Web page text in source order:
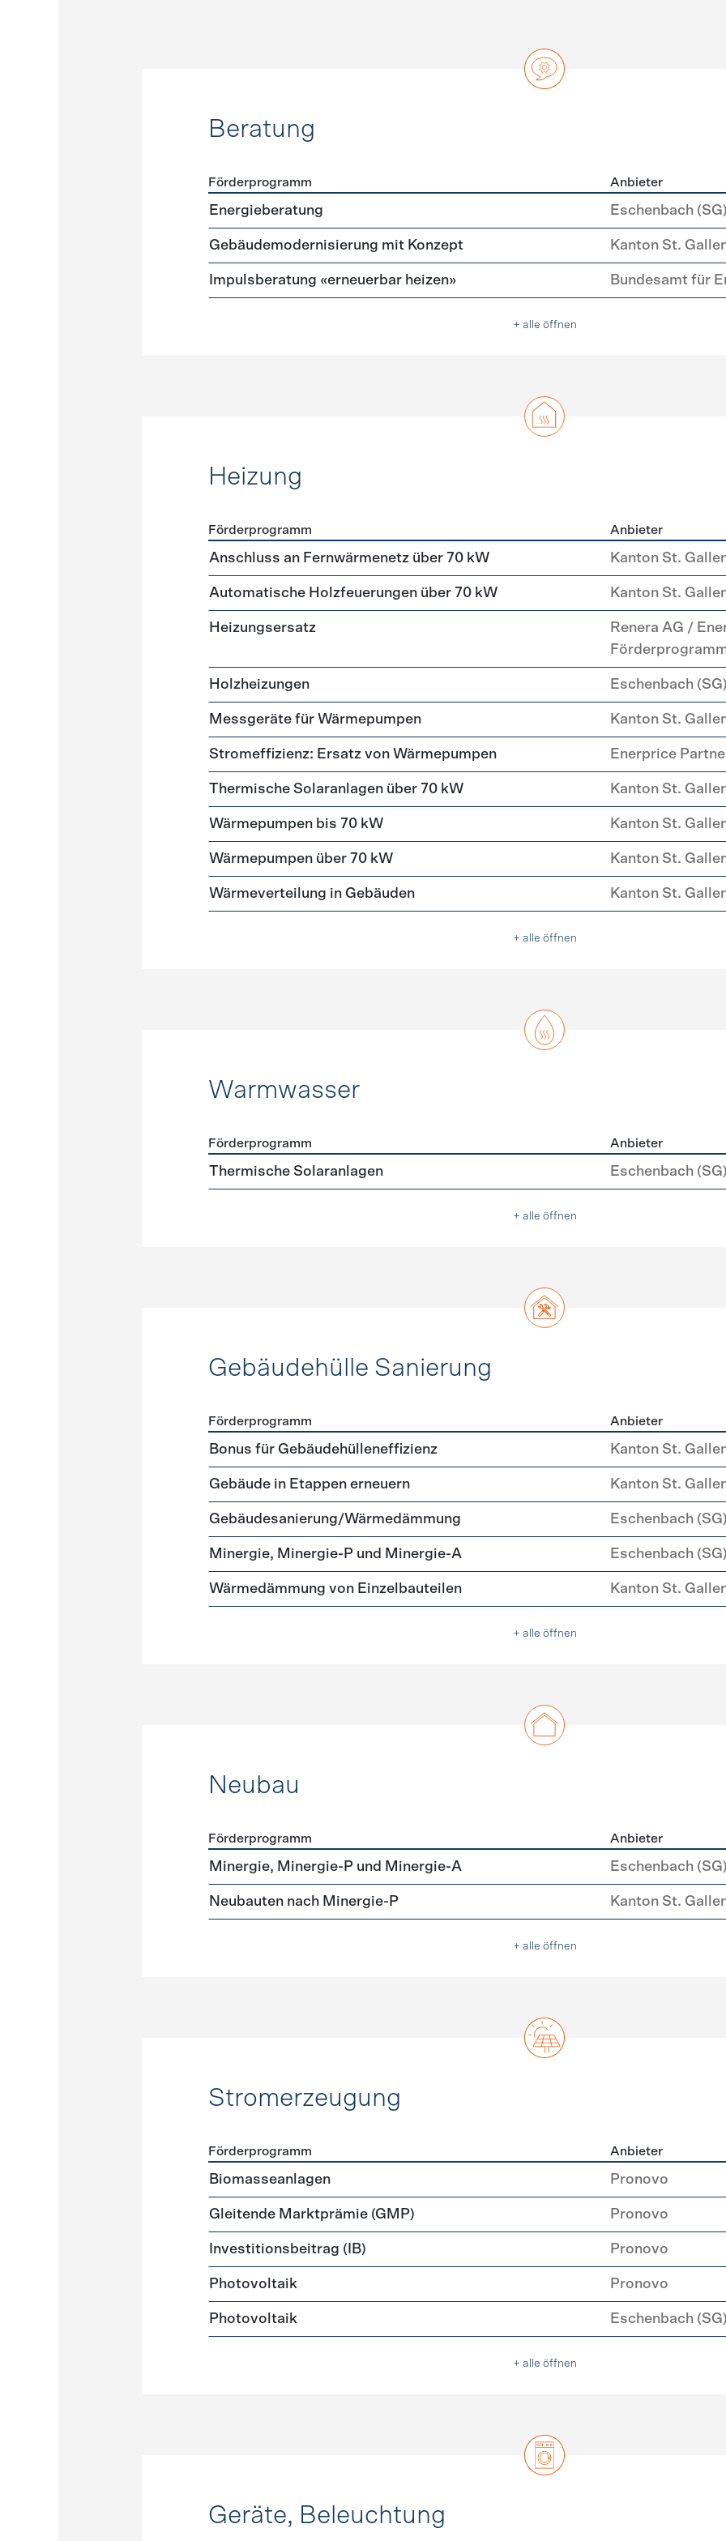
Beratung
Förderprogramme
Förderprogramm Anbieter
Energieberatung Eschenbach
Gebäudemodernisierung mit Konzept Kanton St.
Impulsberatung «erneuerbar heizen» Bundesamt für
+ alle öffnen
Heizung
Förderprogramme Heizung
Förderprogramm Anbieter
Anschluss an Fernwärmenetz über 70 kW Kanton St.
Automatische Holzfeuerungen über 70 kW Kanton St.
Heizungsersatz
Renera AG /
Holzheizungen Eschenbach
Messgeräte für Wärmepumpen Kanton St.
Stromeffizienz: Ersatz von Wärmepumpen Enerprice
Thermische Solaranlagen über 70 kW Kanton St.
Wärmepumpen bis 70 kW Kanton St.
Wärmepumpen über 70 kW Kanton St.
Wärmeverteilung in Gebäuden Kanton St.
+ alle öffnen
Warmwasser
Förderprogramme Warmwasser
Förderprogramm Anbieter
Thermische Solaranlagen Eschenbach
+ alle öffnen
Gebäudehülle Sanierung
Förderprogramme Gebäudehülle Sanierung
Förderprogramm Anbieter
Bonus für Gebäudehülleneffizienz Kanton St.
Gebäude in Etappen erneuern Kanton St.
Gebäudesanierung/Wärmedämmung Eschenbach
Minergie, Minergie-P und Minergie-A Eschenbach
Wärmedämmung von Einzelbauteilen Kanton St.
+ alle öffnen
Neubau
Förderprogramme Neubau
Förderprogramm Anbieter
Minergie, Minergie-P und Minergie-A Eschenbach
Neubauten nach Minergie-P Kanton St.
+ alle öffnen
Stromerzeugung
Förderprogramme
Förderprogramm Anbieter
Biomasseanlagen Pronovo
Gleitende Marktprämie (GMP) Pronovo
Investitionsbeitrag (IB) Pronovo
Photovoltaik Pronovo
Photovoltaik Eschenbach
+ alle öffnen
Geräte, Beleuchtung